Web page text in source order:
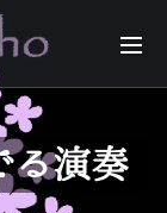
る演奏